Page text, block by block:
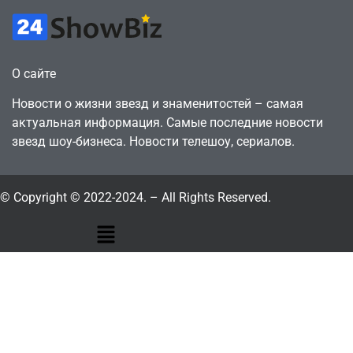
О сайте
Новости о жизни звезд и знаменитостей – самая
актуальная информация. Самые последние новости
звезд шоу-бизнеса. Новости телешоу, сериалов.
© Copyright © 2022-2024. – All Rights Reserved.